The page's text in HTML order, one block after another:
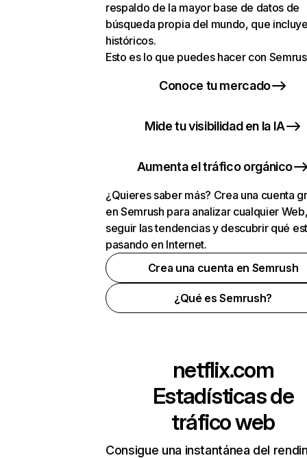
respaldo de la mayor base de datos de
búsqueda propia del mundo, que
históricos.
Esto es lo que puedes hacer con
Conoce tu mercado
Mide tu visibilidad en la IA
Aumenta el tráfico orgánico
¿Quieres saber más? Crea una cuenta
en Semrush para analizar cualquier
seguir las tendencias y descubrir qué
pasando en Internet.
Crea una cuenta en Semrush
¿Qué es Semrush?
netflix.com
Estadísticas de
tráfico web
Consigue una instantánea del